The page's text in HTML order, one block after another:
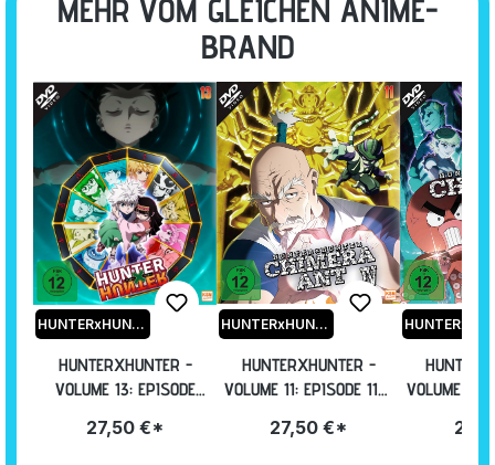
MEHR VOM GLEICHEN ANIME-
BRAND
HUNTERxHUNTER
HUNTERXHUNTER -
VOLUME 13: EPISODE
27,50 €*
HUNTERxHUNTER
HUNTERXHUNTER -
VOLUME 11: EPISODE 113-
27,50 €*
VOLUME 10: